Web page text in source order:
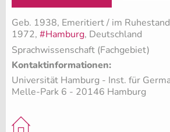
Geb. 1938, Emeritiert / im
1972, #Hamburg, Deutschland
Sprachwissenschaft (Fachgebiet)
Kontaktinformationen:
Universität Hamburg - Inst. für
Melle-Park 6 - 20146 Hamburg